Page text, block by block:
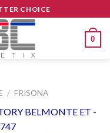
CHOICE
0
/ FRISONA
BELMONTE ET -